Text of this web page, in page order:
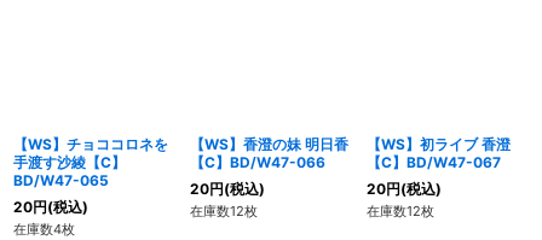
【WS】チョココロネを
手渡す沙綾【C】
BD/W47-065
20円(税込)
在庫数4枚
【WS】香澄の妹 明日香
【C】BD/W47-066
20円(税込)
在庫数12枚
【WS】初ライブ 香澄
【C】BD/W47-067
20円(税込)
在庫数12枚